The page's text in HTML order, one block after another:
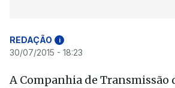
REDAÇÃO i
30/07/2015 - 18:23
A Companhia de Transmissão